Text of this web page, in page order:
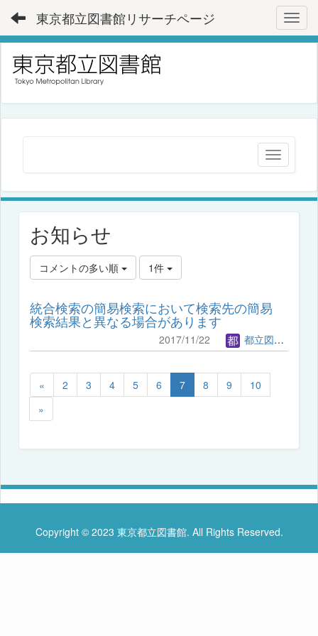
東京都立図書館リサーチページ
お知らせ
コメントの多い順 1件
統合検索の簡易検索において検索先の簡易
検索結果と異なる場合があります
2017/11/22 都立図書館管理者
« 2 3 4 5 6 7 8 9
10
»
Copyright © 2023 東京都立図書館. All Rights Reserved.